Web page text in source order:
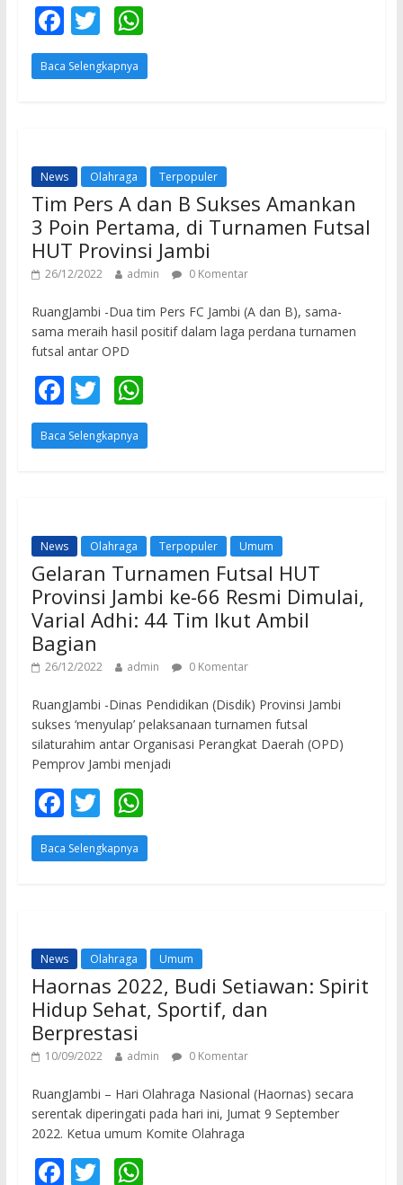
F
ac
e
o
k
T
w
itt
W
h
at
p
p
Baca Selengkapnya
News Olahraga Terpopuler
Tim Pers A dan B Sukses Amankan
3 Poin Pertama, di Turnamen Futsal
HUT Provinsi Jambi
26/12/2022 admin 0 Komentar
RuangJambi -Dua tim Pers FC Jambi (A dan B), sama-
sama meraih hasil positif dalam laga perdana turnamen
futsal antar OPD
F
ac
e
o
k
T
w
itt
W
h
at
p
p
Baca Selengkapnya
News Olahraga Terpopuler Umum
Gelaran Turnamen Futsal HUT
Provinsi Jambi ke-66 Resmi Dimulai,
Varial Adhi: 44 Tim Ikut Ambil
Bagian
26/12/2022 admin 0 Komentar
RuangJambi -Dinas Pendidikan (Disdik) Provinsi Jambi
sukses ‘menyulap’ pelaksanaan turnamen futsal
silaturahim antar Organisasi Perangkat Daerah (OPD)
Pemprov Jambi menjadi
F
ac
e
o
k
T
w
itt
W
h
at
p
p
Baca Selengkapnya
News Olahraga Umum
Haornas 2022, Budi Setiawan: Spirit
Hidup Sehat, Sportif, dan
Berprestasi
10/09/2022 admin 0 Komentar
RuangJambi – Hari Olahraga Nasional (Haornas) secara
serentak diperingati pada hari ini, Jumat 9 September
2022. Ketua umum Komite Olahraga
F T W